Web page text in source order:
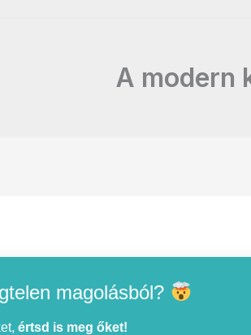
A modern
magolásból?
értsd is meg őket!